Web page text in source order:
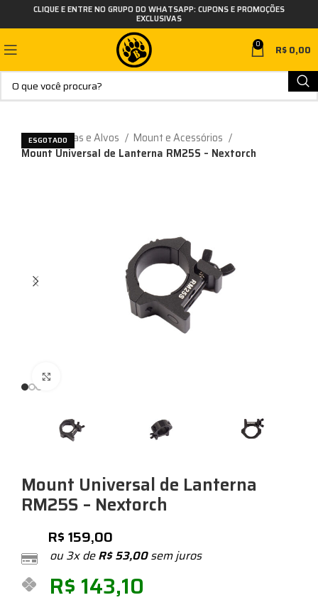
CLIQUE E ENTRE NO GRUPO DO WHATSAPP: CUPONS E PROMOÇÕES
EXCLUSIVAS
0 R$0,00
Início Miras e Alvos
Mount e Acessórios
Mount Universal de Lanterna RM25S – Nextorch
ESGOTADO
Mount Universal de Lanterna
RM25S – Nextorch
R$159,00
ou 3x deR$53,00sem juros
R$ 143,10